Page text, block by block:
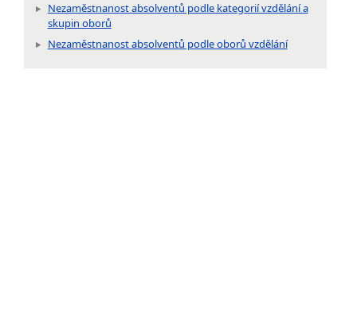
Nezaměstnanost absolventů podle kategorií vzdělání a
skupin oborů
Nezaměstnanost absolventů podle oborů vzdělání